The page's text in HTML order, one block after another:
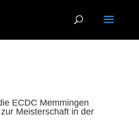
ECDC Memmingen
Meisterschaft in der